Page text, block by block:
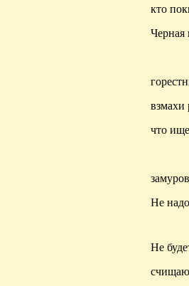
кто
Черная
взмахи
что
Не
Не